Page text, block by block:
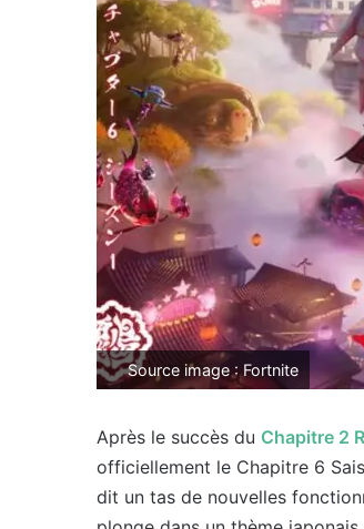
Source image : Fortnite
Après le succès du Chapitre 2
officiellement le Chapitre 6
dit un tas de nouvelles